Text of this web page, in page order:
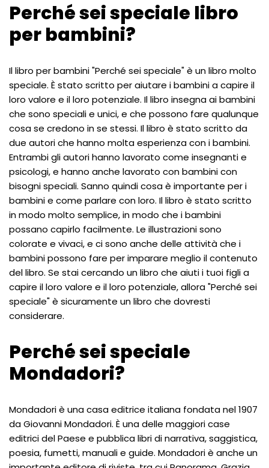
Perché sei speciale libro
per bambini?
Il libro per bambini "Perché sei speciale" è un libro molto
speciale. È stato scritto per aiutare i bambini a capire il
loro valore e il loro potenziale. Il libro insegna ai bambini
che sono speciali e unici, e che possono fare qualunque
cosa se credono in se stessi. Il libro è stato scritto da
due autori che hanno molta esperienza con i bambini.
Entrambi gli autori hanno lavorato come insegnanti e
psicologi, e hanno anche lavorato con bambini con
bisogni speciali. Sanno quindi cosa è importante per i
bambini e come parlare con loro. Il libro è stato scritto
in modo molto semplice, in modo che i bambini
possano capirlo facilmente. Le illustrazioni sono
colorate e vivaci, e ci sono anche delle attività che i
bambini possono fare per imparare meglio il contenuto
del libro. Se stai cercando un libro che aiuti i tuoi figli a
capire il loro valore e il loro potenziale, allora "Perché sei
speciale" è sicuramente un libro che dovresti
considerare.
Perché sei speciale
Mondadori?
Mondadori è una casa editrice italiana fondata nel 1907
da Giovanni Mondadori. È una delle maggiori case
editrici del Paese e pubblica libri di narrativa, saggistica,
poesia, fumetti, manuali e guide. Mondadori è anche un